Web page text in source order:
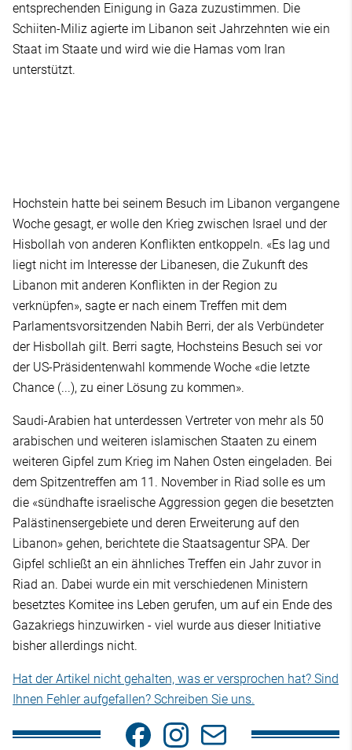
entsprechenden Einigung in Gaza zuzustimmen. Die
Schiiten-Miliz agierte im Libanon seit Jahrzehnten wie ein
Staat im Staate und wird wie die Hamas vom Iran
unterstützt.
Hochstein hatte bei seinem Besuch im Libanon vergangene
Woche gesagt, er wolle den Krieg zwischen Israel und der
Hisbollah von anderen Konflikten entkoppeln. «Es lag und
liegt nicht im Interesse der Libanesen, die Zukunft des
Libanon mit anderen Konflikten in der Region zu
verknüpfen», sagte er nach einem Treffen mit dem
Parlamentsvorsitzenden Nabih Berri, der als Verbündeter
der Hisbollah gilt. Berri sagte, Hochsteins Besuch sei vor
der US-Präsidentenwahl kommende Woche «die letzte
Chance (...), zu einer Lösung zu kommen».
Saudi-Arabien hat unterdessen Vertreter von mehr als 50
arabischen und weiteren islamischen Staaten zu einem
weiteren Gipfel zum Krieg im Nahen Osten eingeladen. Bei
dem Spitzentreffen am 11. November in Riad solle es um
die «sündhafte israelische Aggression gegen die besetzten
Palästinensergebiete und deren Erweiterung auf den
Libanon» gehen, berichtete die Staatsagentur SPA. Der
Gipfel schließt an ein ähnliches Treffen ein Jahr zuvor in
Riad an. Dabei wurde ein mit verschiedenen Ministern
besetztes Komitee ins Leben gerufen, um auf ein Ende des
Gazakriegs hinzuwirken - viel wurde aus dieser Initiative
bisher allerdings nicht.
Hat der Artikel nicht gehalten, was er versprochen hat? Sind
Ihnen Fehler aufgefallen? Schreiben Sie uns.